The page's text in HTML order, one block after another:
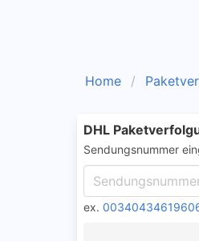
Home
DHL
Sendungsnummer
ex.